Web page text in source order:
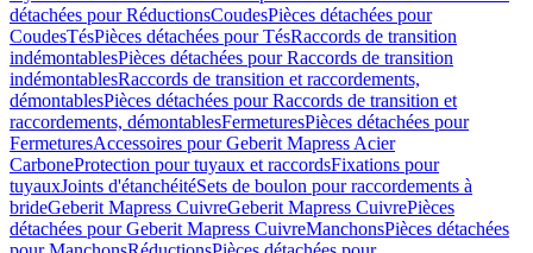
détachées pour RéductionsCoudesPièces détachées pour
CoudesTésPièces détachées pour TésRaccords de transition
indémontablesPièces détachées pour Raccords de transition
indémontablesRaccords de transition et raccordements,
démontablesPièces détachées pour Raccords de transition et
raccordements, démontablesFermeturesPièces détachées pour
FermeturesAccessoires pour Geberit Mapress Acier
CarboneProtection pour tuyaux et raccordsFixations pour
tuyauxJoints d'étanchéitéSets de boulon pour raccordements à
brideGeberit Mapress CuivreGeberit Mapress CuivrePièces
détachées pour Geberit Mapress CuivreManchonsPièces détachées